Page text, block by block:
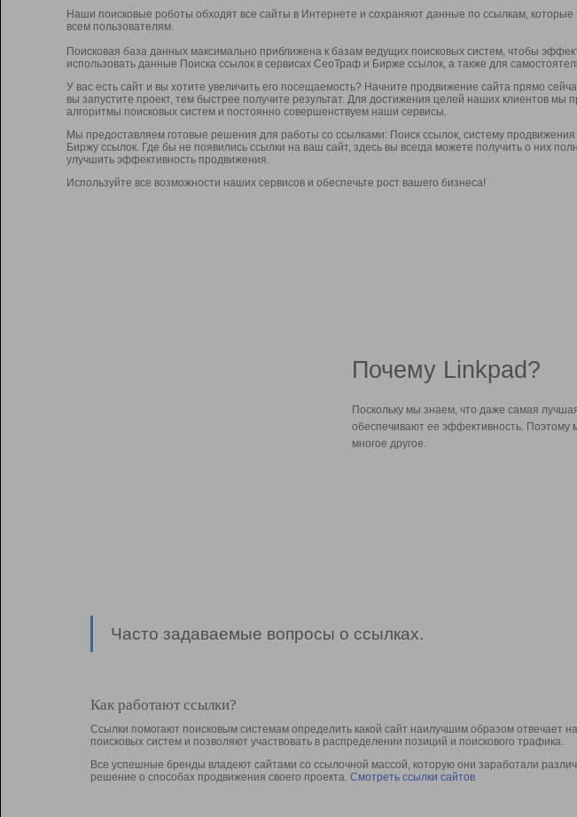
Наши поисковые роботы обходят все сайты в Интернете и сохраняют данные по ссылкам, которые
всем пользователям.
Поисковая база данных максимально приближена к базам ведущих поисковых систем, чтобы
использовать данные Поиска ссылок в сервисах СеоТраф и Бирже ссылок, а также для
У вас есть сайт и вы хотите увеличить его посещаемость? Начните продвижение сайта прямо
вы запустите проект, тем быстрее получите результат. Для достижения целей наших клиентов мы
алгоритмы поисковых систем и постоянно совершенствуем наши сервисы.
Мы предоставляем готовые решения для работы со ссылками: Поиск ссылок, систему
Биржу ссылок. Где бы не появились ссылки на ваш сайт, здесь вы всегда можете получить о них
улучшить эффективность продвижения.
Используйте все возможности наших сервисов и обеспечьте рост вашего бизнеса!
Почему Linkpad?
Поскольку мы знаем, что даже самая
обеспечивают ее эффективность. Поэтому
многое другое.
Часто задаваемые вопросы о ссылках.
Как работают ссылки?
Ссылки помогают поисковым системам определить какой сайт наилучшим образом отвечает
поисковых систем и позволяют участвовать в раcпределении позиций и поискового трафика.
Все успешные бренды владеют сайтами со ссылочной массой, которую они заработали
решение о способах продвижения своего проекта. Смотреть ссылки сайтов